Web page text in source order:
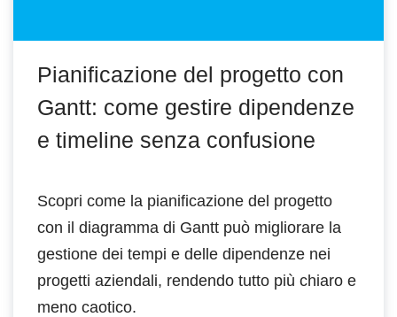
Pianificazione del progetto con
Gantt: come gestire dipendenze
e timeline senza confusione
Scopri come la pianificazione del progetto
con il diagramma di Gantt può migliorare la
gestione dei tempi e delle dipendenze nei
progetti aziendali, rendendo tutto più chiaro e
meno caotico.